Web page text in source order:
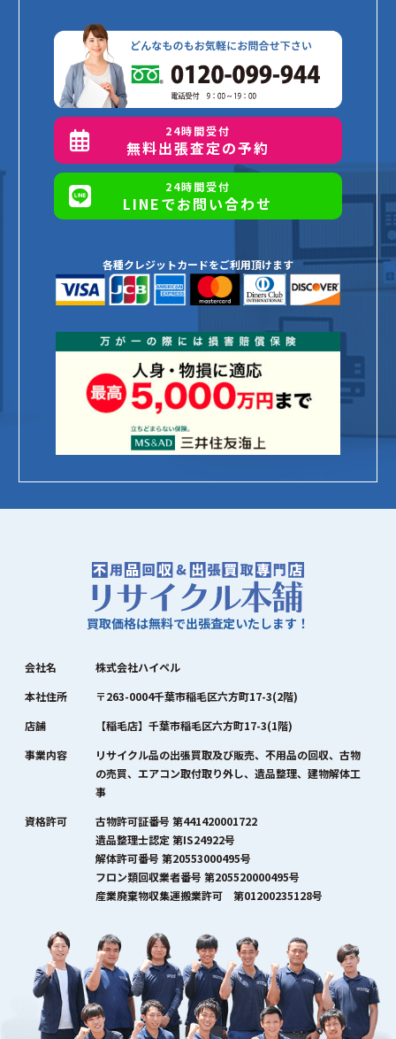
24時間受付
無料出張査定の予約
24時間受付
LINEでお問い合わせ
各種クレジットカードをご利用頂けます
買取価格は無料で出張査定いたします！
会社名
株式会社ハイペル
本社住所
〒263-0004千葉市稲毛区六方町17-3(2階)
店舗
【稲毛店】千葉市稲毛区六方町17-3(1階)
事業内容
リサイクル品の出張買取及び販売、不用品の回収、古物
の売買、エアコン取付取り外し、遺品整理、建物解体工
事
資格許可
古物許可証番号 第441420001722
遺品整理士認定 第IS24922号
解体許可番号 第20553000495号
フロン類回収業者番号 第205520000495号
産業廃棄物収集運搬業許可 第01200235128号